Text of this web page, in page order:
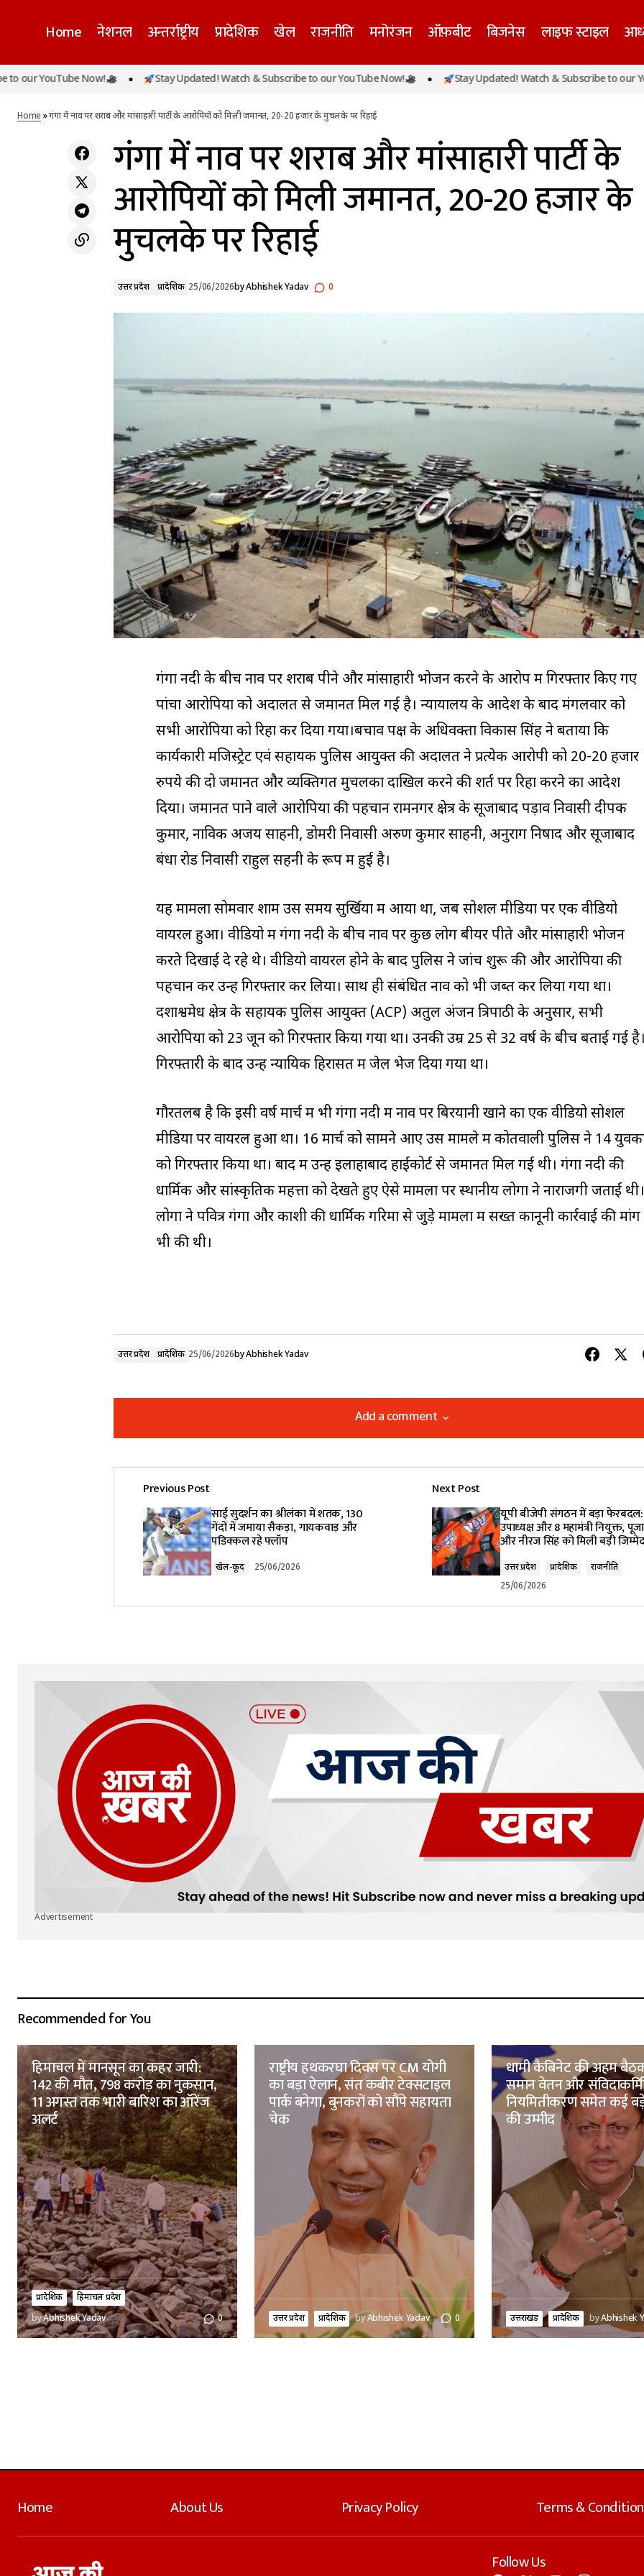
Home नेशनल अन्तर्राष्ट्रीय प्रादेशिक खेल राजनीति मनोरंजन ऑफ़बीट बिजनेस लाइफ स्टाइल
साई सुदर्शन का श्रीलंका में शतक, 130 गेंदों में
उत्तर प्रदेश
गंगा में नाव पर शराब और मांसाहारी पार्टी के आरोपियों को मिली
Now! Stay Updated! Watch & Subscribe to our YouTube Now! Stay Updated! Watch & Subscribe to our YouTube
Home»गंगा में नाव पर शराब और मांसाहारी पार्टी के आरोपियों को मिली जमानत, 20-20 हजार के मुचलके पर रिहाई
गंगा में नाव पर शराब और मांसाहारी पार्टी के
आरोपियों को मिली जमानत, 20-20 हजार के
मुचलके पर रिहाई
उत्तर प्रदेश प्रादेशिक 25/06/2026byAbhishek Yadav 0
गंगा नदी के बीच नाव पर शराब पीने और मांसाहारी भोजन करने के आरोप में गिरफ्तार किए गए
पांचों आरोपियों को अदालत से जमानत मिल गई है। न्यायालय के आदेश के बाद मंगलवार को
सभी आरोपियों को रिहा कर दिया गया।बचाव पक्ष के अधिवक्ता विकास सिंह ने बताया कि
कार्यकारी मजिस्ट्रेट एवं सहायक पुलिस आयुक्त की अदालत ने प्रत्येक आरोपी को 20-20 हजार
रुपये की दो जमानतें और व्यक्तिगत मुचलका दाखिल करने की शर्त पर रिहा करने का आदेश
दिया। जमानत पाने वाले आरोपियों की पहचान रामनगर क्षेत्र के सूजाबाद पड़ाव निवासी दीपक
कुमार, नाविक अजय साहनी, डोमरी निवासी अरुण कुमार साहनी, अनुराग निषाद और सूजाबाद
बंधा रोड निवासी राहुल सहनी के रूप में हुई है।
यह मामला सोमवार शाम उस समय सुर्खियों में आया था, जब सोशल मीडिया पर एक वीडियो
वायरल हुआ। वीडियो में गंगा नदी के बीच नाव पर कुछ लोग बीयर पीते और मांसाहारी भोजन
करते दिखाई दे रहे थे। वीडियो वायरल होने के बाद पुलिस ने जांच शुरू की और आरोपियों की
पहचान कर उन्हें गिरफ्तार कर लिया। साथ ही संबंधित नाव को भी जब्त कर लिया गया था।
दशाश्वमेध क्षेत्र के सहायक पुलिस आयुक्त (ACP) अतुल अंजन त्रिपाठी के अनुसार, सभी
आरोपियों को 23 जून को गिरफ्तार किया गया था। उनकी उम्र 25 से 32 वर्ष के बीच बताई गई है।
गिरफ्तारी के बाद उन्हें न्यायिक हिरासत में जेल भेज दिया गया था।
गौरतलब है कि इसी वर्ष मार्च में भी गंगा नदी में नाव पर बिरयानी खाने का एक वीडियो सोशल
मीडिया पर वायरल हुआ था। 16 मार्च को सामने आए उस मामले में कोतवाली पुलिस ने 14
को गिरफ्तार किया था। बाद में उन्हें इलाहाबाद हाईकोर्ट से जमानत मिल गई थी। गंगा नदी की
धार्मिक और सांस्कृतिक महत्ता को देखते हुए ऐसे मामलों पर स्थानीय लोगों ने नाराजगी जताई थी।
लोगों ने पवित्र गंगा और काशी की धार्मिक गरिमा से जुड़े मामलों में सख्त कानूनी कार्रवाई की मांग
भी की थी।
उत्तर प्रदेश प्रादेशिक 25/06/2026byAbhishek Yadav
Add a comment
Add a comment
Your email address will not be published. Required fields are marked *
Comment*
Submit Comment
Previous Post
साई सुदर्शन का श्रीलंका में शतक, 130
गेंदों में जमाया सैकड़ा, गायकवाड़ और
पडिक्कल रहे फ्लॉप
खेल-कूद 25/06/2026
Next Post
यूपी बीजेपी संगठन में बड़ा
उपाध्यक्ष और 8 महामंत्री नियुक्त,
और नीरज सिंह को मिली बड़ी
उत्तर प्रदेश प्रादेशिक
राजनीति
25/06/2026
Advertisement
Recommended for You
हिमाचल में मानसून का कहर जारी:
142 की मौत, 798 करोड़ का नुकसान,
11 अगस्त तक भारी बारिश का ऑरेंज
अलर्ट
प्रादेशिक
हिमाचल प्रदेश
byAbhishek Yadav 0
राष्ट्रीय हथकरघा दिवस पर CM योगी
का बड़ा ऐलान, संत कबीर टेक्सटाइल
पार्क बनेगा, बुनकरों को सौंपे सहायता
चेक
उत्तर प्रदेश प्रादेशिक byAbhishek Yadav 0
धामी कैबिनेट की अहम
समान वेतन और
नियमितीकरण समेत कई
की उम्मीद
उत्तराखंड प्रादेशिक byAbhishek
Home About Us Privacy Policy Terms &
Follow Us